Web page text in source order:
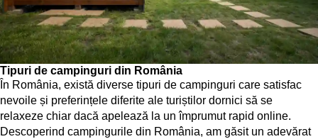
Tipuri de campinguri din România
În România, există diverse tipuri de campinguri care satisfac
nevoile și preferințele diferite ale turiștilor dornici să se
relaxeze chiar dacă apelează la unîmprumut rapid online.
Descoperind campingurile din România, am găsit un adevărat